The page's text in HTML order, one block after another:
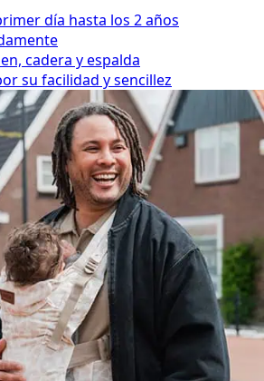
día hasta los 2 años
cadera y espalda
su facilidad y sencillez